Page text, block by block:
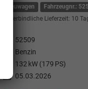
Neuwagen
Fahrzeugnr.:
unverbindliche Lieferzeit: 10
52509
Benzin
132 kW (179 PS)
05.03.2026